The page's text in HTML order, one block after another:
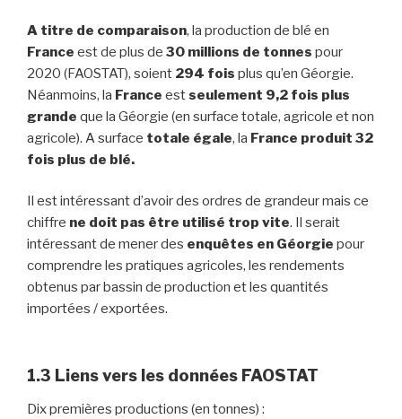
A titre de comparaison, la production de blé en
France est de plus de 30 millions de tonnes pour
2020 (FAOSTAT), soient 294 fois plus qu’en Géorgie.
Néanmoins, la France estseulement 9,2 fois plus
grande que la Géorgie (en surface totale, agricole et non
agricole). A surface totale égale, la France produit 32
fois plus de blé.
Il est intéressant d’avoir des ordres de grandeur mais ce
chiffre ne doit pas être utilisé trop vite. Il serait
intéressant de mener des enquêtes en Géorgie pour
comprendre les pratiques agricoles, les rendements
obtenus par bassin de production et les quantités
importées / exportées.
1.3 Liens vers les données FAOSTAT
Dix premières productions (en tonnes) :